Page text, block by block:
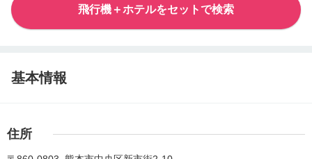
飛行機＋ホテルをセットで検索
基本情報
住所